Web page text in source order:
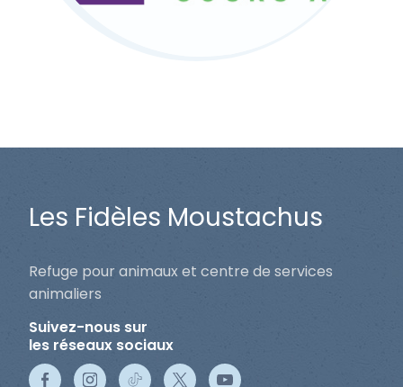
Les Fidèles Moustachus
Refuge pour animaux et centre de services
animaliers
Suivez-nous sur
les réseaux sociaux